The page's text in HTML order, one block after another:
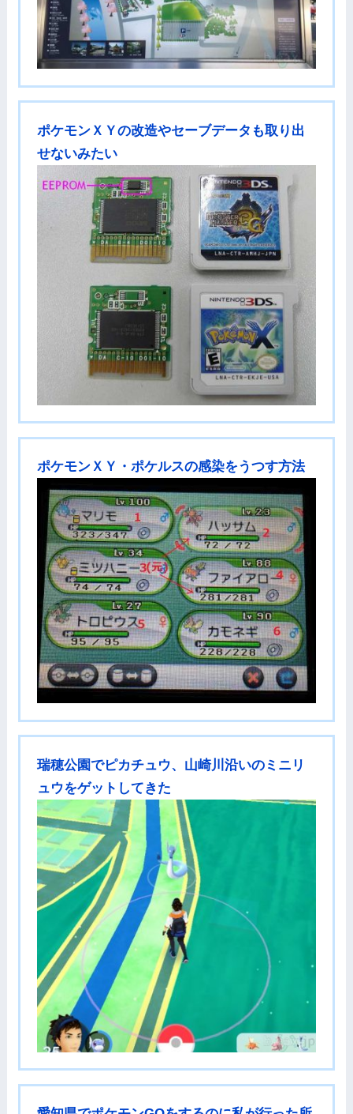
ポケモンＸＹの改造やセーブデータも取り出
せないみたい
ポケモンＸＹ・ポケルスの感染をうつす方法
瑞穂公園でピカチュウ、山崎川沿いのミニリ
ュウをゲットしてきた